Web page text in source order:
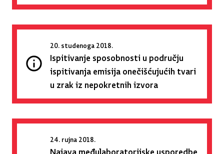
20. studenoga 2018.
Ispitivanje sposobnosti u području
ispitivanja emisija onečišćujućih tvari
u zrak iz nepokretnih izvora
24. rujna 2018.
Najava međulaboratorijske usporedbe